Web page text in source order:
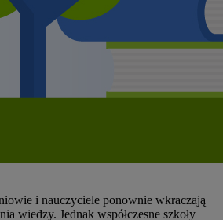
i nauczyciele ponownie wkraczają
wiedzy. Jednak współczesne szkoły